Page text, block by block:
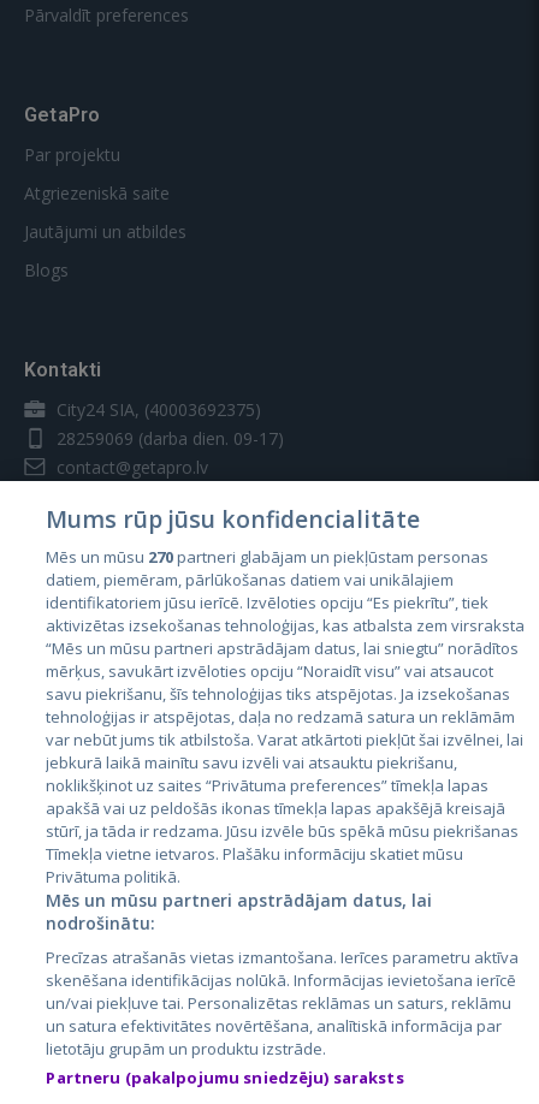
Pārvaldīt preferences
GetaPro
Par projektu
Atgriezeniskā saite
Jautājumi un atbildes
Blogs
Kontakti
City24 SIA, (40003692375)
28259069 (darba dien. 09-17)
contact@getapro.lv
Valstis
Igaunija
Latvija
Lietuva
City24.lv
City24.ee
GetaPro.lv
GetaPro.ee
Skelbiu.lt
Autoplius.lt
CVbankas.lt
Kainos.lt
Paslaugos.lt
auto24.ee
Osta.ee
Mums rūp jūsu konfidencialitāte
Mēs un mūsu 270partneri glabājam un piekļūstam personas
datiem, piemēram, pārlūkošanas datiem vai unikālajiem
identifikatoriem jūsu ierīcē. Izvēloties opciju “Es piekrītu”, tiek
aktivizētas izsekošanas tehnoloģijas, kas atbalsta zem virsraksta
“Mēs un mūsu partneri apstrādājam datus, lai sniegtu” norādītos
mērķus, savukārt izvēloties opciju “Noraidīt visu” vai atsaucot
savu piekrišanu, šīs tehnoloģijas tiks atspējotas. Ja izsekošanas
tehnoloģijas ir atspējotas, daļa no redzamā satura un reklāmām
var nebūt jums tik atbilstoša. Varat atkārtoti piekļūt šai izvēlnei, lai
jebkurā laikā mainītu savu izvēli vai atsauktu piekrišanu,
noklikšķinot uz saites “Privātuma preferences” tīmekļa lapas
apakšā vai uz peldošās ikonas tīmekļa lapas apakšējā kreisajā
stūrī, ja tāda ir redzama. Jūsu izvēle būs spēkā mūsu piekrišanas
Tīmekļa vietne ietvaros. Plašāku informāciju skatiet mūsu
Privātuma politikā.
Mēs un mūsu partneri apstrādājam datus, lai
nodrošinātu:
Precīzas atrašanās vietas izmantošana. Ierīces parametru aktīva
skenēšana identifikācijas nolūkā. Informācijas ievietošana ierīcē
un/vai piekļuve tai. Personalizētas reklāmas un saturs, reklāmu
un satura efektivitātes novērtēšana, analītiskā informācija par
lietotāju grupām un produktu izstrāde.
Partneru (pakalpojumu sniedzēju) saraksts